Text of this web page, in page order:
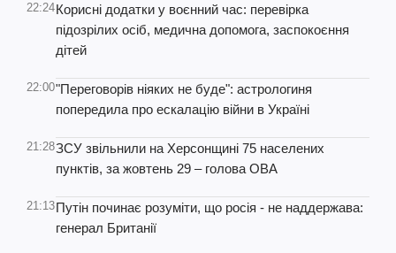
22:24Корисні додатки у воєнний час: перевірка
підозрілих осіб, медична допомога, заспокоєння
дітей
22:00"Переговорів ніяких не буде": астрологиня
попередила про ескалацію війни в Україні
21:28ЗСУ звільнили на Херсонщині 75 населених
пунктів, за жовтень 29 – голова ОВА
21:13Путін починає розуміти, що росія - не наддержава:
генерал Британії